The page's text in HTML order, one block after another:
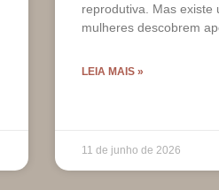
reprodutiva. Mas existe
mulheres descobrem
LEIA MAIS »
11 de junho de 2026